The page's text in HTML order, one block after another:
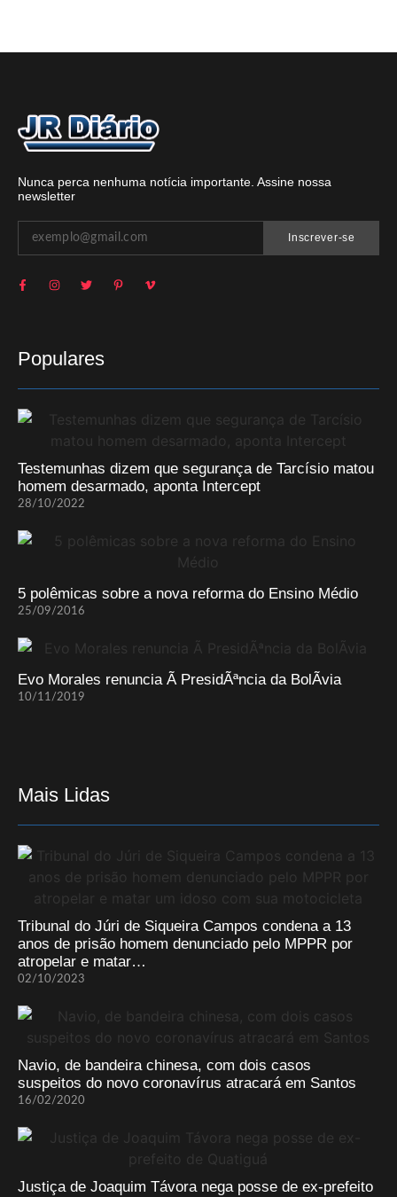
Nunca perca nenhuma notícia importante. Assine nossa
newsletter
Inscrever-se
Populares
Testemunhas dizem que segurança de Tarcísio matou
homem desarmado, aponta Intercept
28/10/2022
5 polêmicas sobre a nova reforma do Ensino Médio
25/09/2016
Evo Morales renuncia Ã PresidÃªncia da BolÃ­via
10/11/2019
Mais Lidas
Tribunal do Júri de Siqueira Campos condena a 13
anos de prisão homem denunciado pelo MPPR por
atropelar e matar…
02/10/2023
Navio, de bandeira chinesa, com dois casos
suspeitos do novo coronavírus atracará em Santos
16/02/2020
Justiça de Joaquim Távora nega posse de ex-prefeito